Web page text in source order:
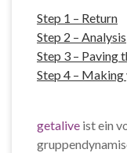
Step 1 – Return
Step 2 – Analysis
Step 3 – Paving
Step 4 –
getalive ist ein